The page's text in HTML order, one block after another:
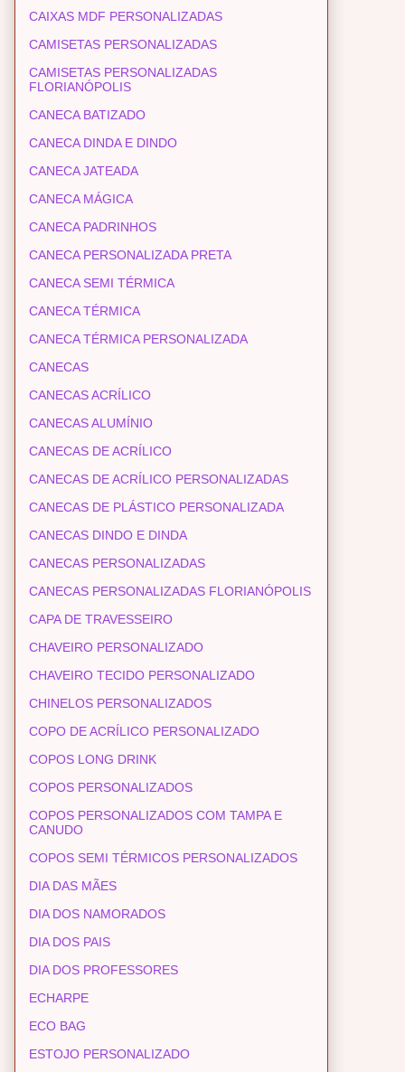
CAIXAS MDF PERSONALIZADAS
CAMISETAS PERSONALIZADAS
CAMISETAS PERSONALIZADAS
FLORIANÓPOLIS
CANECA BATIZADO
CANECA DINDA E DINDO
CANECA JATEADA
CANECA MÁGICA
CANECA PADRINHOS
CANECA PERSONALIZADA PRETA
CANECA SEMI TÉRMICA
CANECA TÉRMICA
CANECA TÉRMICA PERSONALIZADA
CANECAS
CANECAS ACRÍLICO
CANECAS ALUMÍNIO
CANECAS DE ACRÍLICO
CANECAS DE ACRÍLICO PERSONALIZADAS
CANECAS DE PLÁSTICO PERSONALIZADA
CANECAS DINDO E DINDA
CANECAS PERSONALIZADAS
CANECAS PERSONALIZADAS FLORIANÓPOLIS
CAPA DE TRAVESSEIRO
CHAVEIRO PERSONALIZADO
CHAVEIRO TECIDO PERSONALIZADO
CHINELOS PERSONALIZADOS
COPO DE ACRÍLICO PERSONALIZADO
COPOS LONG DRINK
COPOS PERSONALIZADOS
COPOS PERSONALIZADOS COM TAMPA E
CANUDO
COPOS SEMI TÉRMICOS PERSONALIZADOS
DIA DAS MÃES
DIA DOS NAMORADOS
DIA DOS PAIS
DIA DOS PROFESSORES
ECHARPE
ECO BAG
ESTOJO PERSONALIZADO